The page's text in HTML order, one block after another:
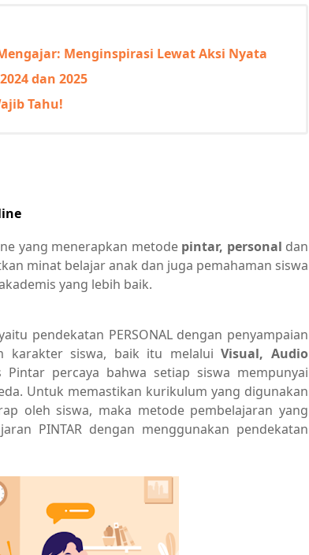
Menginspirasi Lewat Aksi Nyata
dan 2025
Tahu!
yang menerapkan metode pintar, personal dan
minat belajar anak dan juga pemahaman siswa
yang lebih baik.
pendekatan PERSONAL dengan penyampaian
karakter siswa, baik itu melaluiVisual, Audio
Pintar percaya bahwa setiap siswa mempunyai
Untuk memastikan kurikulum yang digunakan
oleh siswa, maka metode pembelajaran yang
PINTAR dengan menggunakan pendekatan